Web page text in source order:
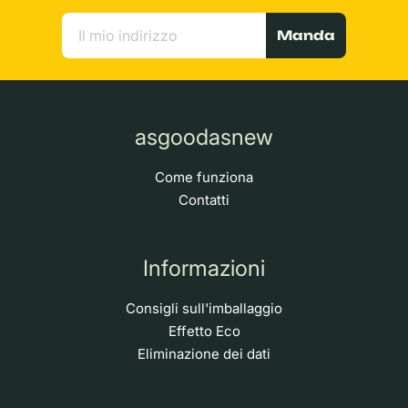
Manda
asgoodasnew
Come funziona
Contatti
Informazioni
Consigli sull'imballaggio
Effetto Eco
Eliminazione dei dati